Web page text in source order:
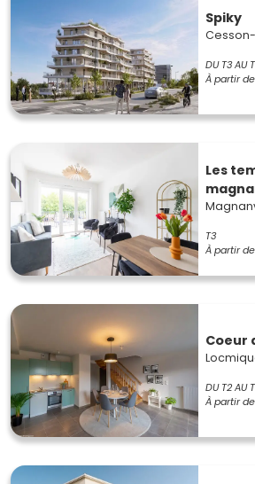
Spiky
DU T3 AU
À partir de
Les
T3
À partir de
Coeur
DU T2 AU
À partir de